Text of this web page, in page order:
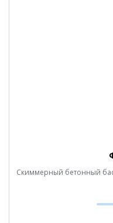
Скиммерный бетонный